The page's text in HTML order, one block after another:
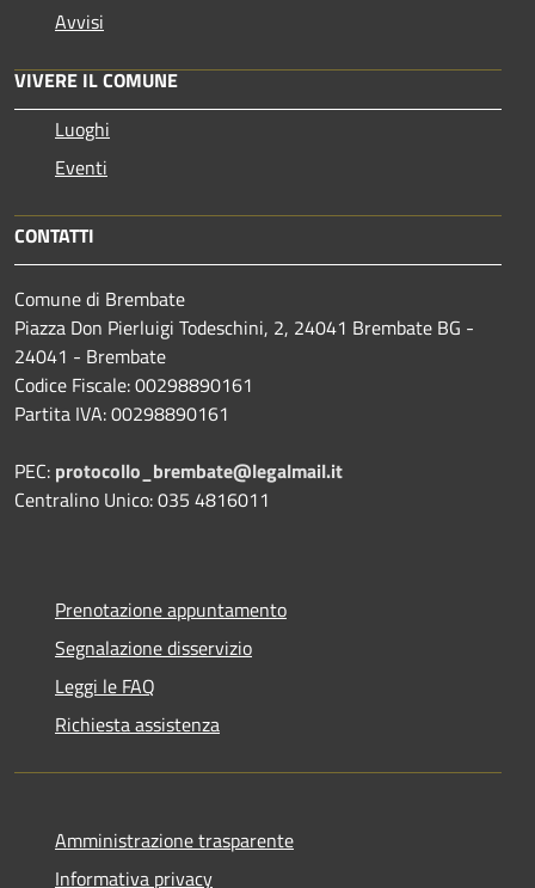
Avvisi
VIVERE IL COMUNE
Luoghi
Eventi
CONTATTI
Comune di Brembate
Piazza Don Pierluigi Todeschini, 2, 24041 Brembate BG -
24041 - Brembate
Codice Fiscale: 00298890161
Partita IVA: 00298890161
PEC: protocollo_brembate@legalmail.it
Centralino Unico: 035 4816011
Prenotazione appuntamento
Segnalazione disservizio
Leggi le FAQ
Richiesta assistenza
Amministrazione trasparente
Informativa privacy